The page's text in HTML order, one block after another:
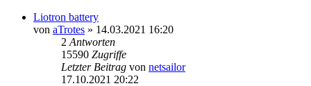
Liotron battery
von aTrotes » 14.03.2021 16:20
2 Antworten
15590 Zugriffe
Letzter Beitrag von netsailor
17.10.2021 20:22